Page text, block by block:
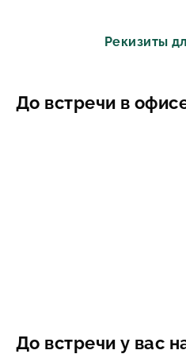
Рекизиты
До встречи в
До встречи у вас